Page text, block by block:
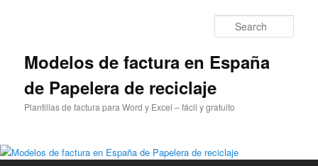
Modelos de factura en España
de Papelera de reciclaje
Plantillas de factura para Word y Excel – fácil y gratuito